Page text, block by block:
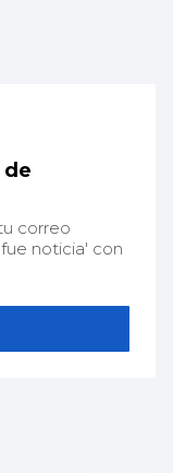
de
correo
noticia' con